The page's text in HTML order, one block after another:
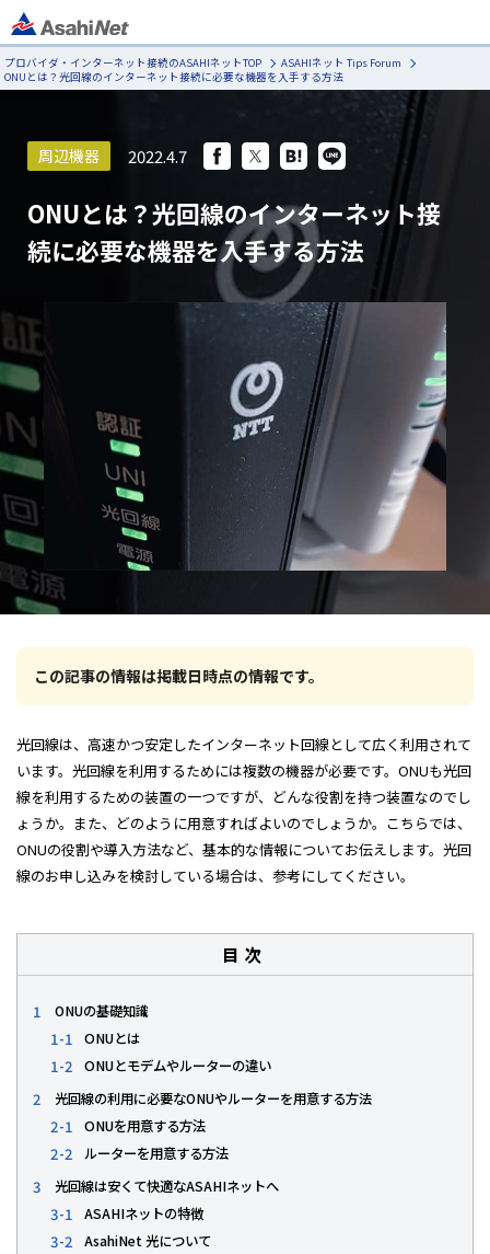
プロバイダ・インターネット接続のASAHIネットTOP
ASAHIネット Tips Forum
ONUとは？光回線のインターネット接続に必要な機器を入手する方法
周辺機器 2022.4.7
ONUとは？光回線のインターネット接
続に必要な機器を入手する方法
この記事の情報は掲載日時点の情報です。
光回線は、高速かつ安定したインターネット回線として広く利用されて
います。光回線を利用するためには複数の機器が必要です。ONUも光回
線を利用するための装置の一つですが、どんな役割を持つ装置なのでし
ょうか。また、どのように用意すればよいのでしょうか。こちらでは、
ONUの役割や導入方法など、基本的な情報についてお伝えします。光回
線のお申し込みを検討している場合は、参考にしてください。
目次
1 ONUの基礎知識
1-1 ONUとは
1-2 ONUとモデムやルーターの違い
2 光回線の利用に必要なONUやルーターを用意する方法
2-1 ONUを用意する方法
2-2 ルーターを用意する方法
3 光回線は安くて快適なASAHIネットへ
3-1 ASAHIネットの特徴
3-2 AsahiNet 光について